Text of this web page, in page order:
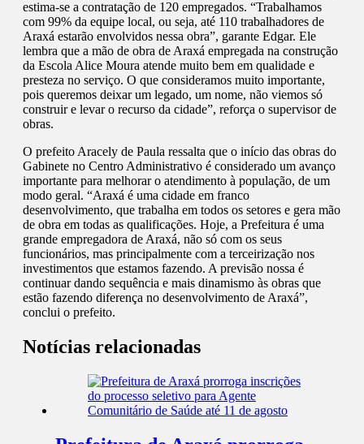
estima-se a contratação de 120 empregados. “Trabalhamos
com 99% da equipe local, ou seja, até 110 trabalhadores de
Araxá estarão envolvidos nessa obra”, garante Edgar. Ele
lembra que a mão de obra de Araxá empregada na construção
da Escola Alice Moura atende muito bem em qualidade e
presteza no serviço. O que consideramos muito importante,
pois queremos deixar um legado, um nome, não viemos só
construir e levar o recurso da cidade”, reforça o supervisor de
obras.
O prefeito Aracely de Paula ressalta que o início das obras do
Gabinete no Centro Administrativo é considerado um avanço
importante para melhorar o atendimento à população, de um
modo geral. “Araxá é uma cidade em franco
desenvolvimento, que trabalha em todos os setores e gera mão
de obra em todas as qualificações. Hoje, a Prefeitura é uma
grande empregadora de Araxá, não só com os seus
funcionários, mas principalmente com a terceirização nos
investimentos que estamos fazendo. A previsão nossa é
continuar dando sequência e mais dinamismo às obras que
estão fazendo diferença no desenvolvimento de Araxá”,
conclui o prefeito.
Notícias relacionadas